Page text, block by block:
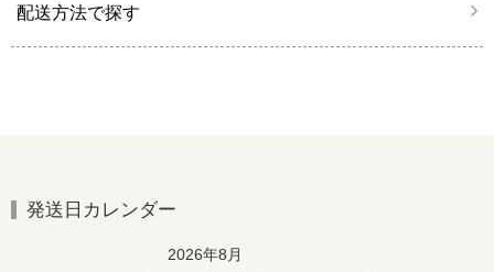
配送方法で探す
発送日カレンダー
2026年8月